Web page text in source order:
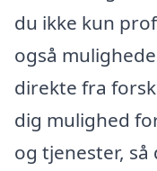
du ikke kun
også
direkte fra
dig mulighed
og tjenester,